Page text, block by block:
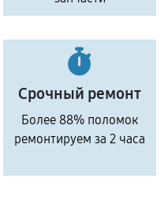
Срочный ремонт
Более 88% поломок
ремонтируем за 2 часа